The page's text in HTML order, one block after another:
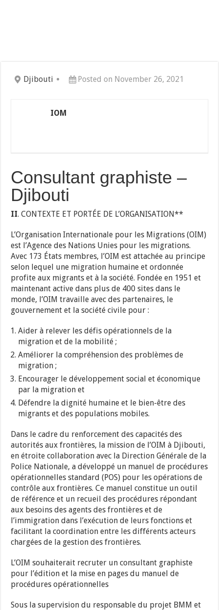
Djibouti Posted on November 26, 2021
IOM
Consultant graphiste –
Djibouti
II. CONTEXTE ET PORTÉE DE L’ORGANISATION**
L’Organisation Internationale pour les Migrations (OIM)
est l’Agence des Nations Unies pour les migrations.
Avec 173 États membres, l’OIM est attachée au principe
selon lequel une migration humaine et ordonnée
profite aux migrants et à la société. Fondée en 1951 et
maintenant active dans plus de 400 sites dans le
monde, l’OIM travaille avec des partenaires, le
gouvernement et la société civile pour :
Aider à relever les défis opérationnels de la
migration et de la mobilité ;
Améliorer la compréhension des problèmes de
migration ;
Encourager le développement social et économique
par la migration et
Défendre la dignité humaine et le bien-être des
migrants et des populations mobiles.
Dans le cadre du renforcement des capacités des
autorités aux frontières, la mission de l’OIM à Djibouti,
en étroite collaboration avec la Direction Générale de la
Police Nationale, a développé un manuel de procédures
opérationnelles standard (POS) pour les opérations de
contrôle aux frontières. Ce manuel constitue un outil
de référence et un recueil des procédures répondant
aux besoins des agents des frontières et de
l’immigration dans l’exécution de leurs fonctions et
facilitant la coordination entre les différents acteurs
chargées de la gestion des frontières.
L’OIM souhaiterait recruter un consultant graphiste
pour l’édition et la mise en pages du manuel de
procédures opérationnelles
Sous la supervision du responsable du projet BMM et